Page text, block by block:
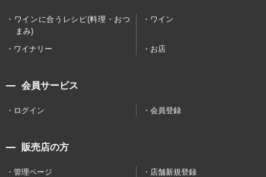
ワインに合うレシピ(料理・おつ
まみ)
ワイン
ワイナリー お店
会員サービス
ログイン 会員登録
販売店の方
管理ページ 店舗新規登録